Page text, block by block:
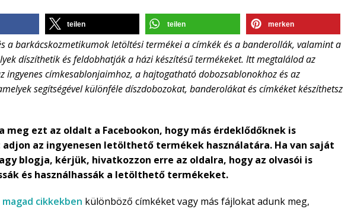
teilen teilen merken
a barkácskozmetikumok letöltési termékei a címkék és a banderollák, valamint a
díszíthetik és feldobhatják a házi készítésű termékeket. Itt megtalálod az
ingyenes címkesablonjaimhoz, a hajtogatható dobozsablonokhoz és az
segítségével különféle díszdobozokat, banderolákat és címkéket készíthetsz
meg ezt az oldalt a Facebookon, hogy más érdeklődőknek is
az ingyenesen letölthető termékek használatára. Ha van saját
blogja, kérjük, hivatkozzon erre az oldalra, hogy az olvasói is
és használhassák a letölthető termékeket.
magad cikkekben különböző címkéket vagy más fájlokat adunk meg,